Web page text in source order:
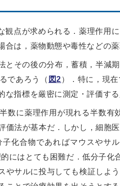
観点が求められる．薬理作用
は，薬物動態や毒性などの
とその後の分布，蓄積，半減
であろう（ 図2）．特に，現
指標を厳密に測定・評価する
数に薬理作用が現れる半数有
法が基本だ．しかし，細胞
化合物であればマウスやサ
にはとても困難だ．低分子
やサルに投与しても検証しよ